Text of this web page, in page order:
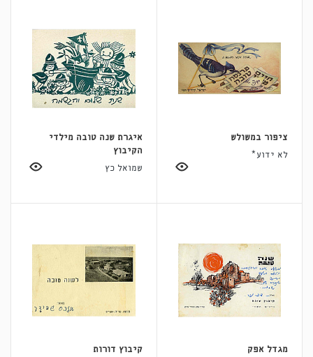
ציפור במשולש
לא ידוע*
איגרת שנה טובה מילדי
הקיבוץ
שמואל כץ
מגדל אפק
קיבוץ דורות